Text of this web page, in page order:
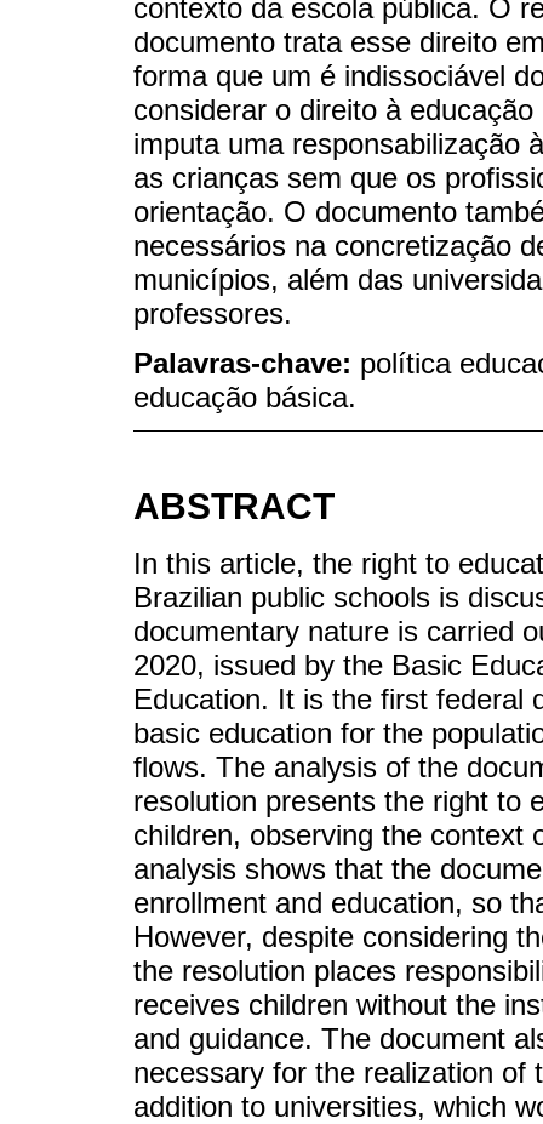
contexto da escola pública. O
documento trata esse direito
forma que um é indissociável
considerar o direito à
imputa uma responsabilização
as crianças sem que os
orientação. O documento
necessários na concretização
municípios, além das
professores.
Palavras-chave: política
educação básica.
ABSTRACT
In this article, the right to
Brazilian public schools is
documentary nature is carried
2020, issued by the Basic
Education. It is the first federal
basic education for the
flows. The analysis of the
resolution presents the right to
children, observing the context
analysis shows that the
enrollment and education, so
However, despite considering
the resolution places
receives children without the
and guidance. The document
necessary for the realization
addition to universities, which